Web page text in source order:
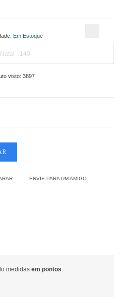
Em Estoque
visto: 3897
ENVIE PARA UM AMIGO
medidas em pontos: